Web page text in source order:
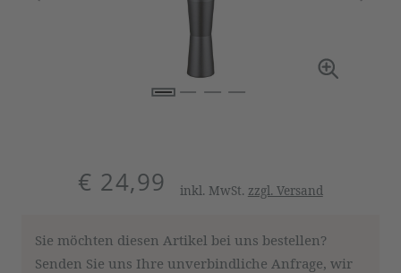
€ 24,99 inkl. MwSt. zzgl. Versand
Sie möchten diesen Artikel bei uns bestellen?
Senden Sie uns Ihre unverbindliche Anfrage, wir